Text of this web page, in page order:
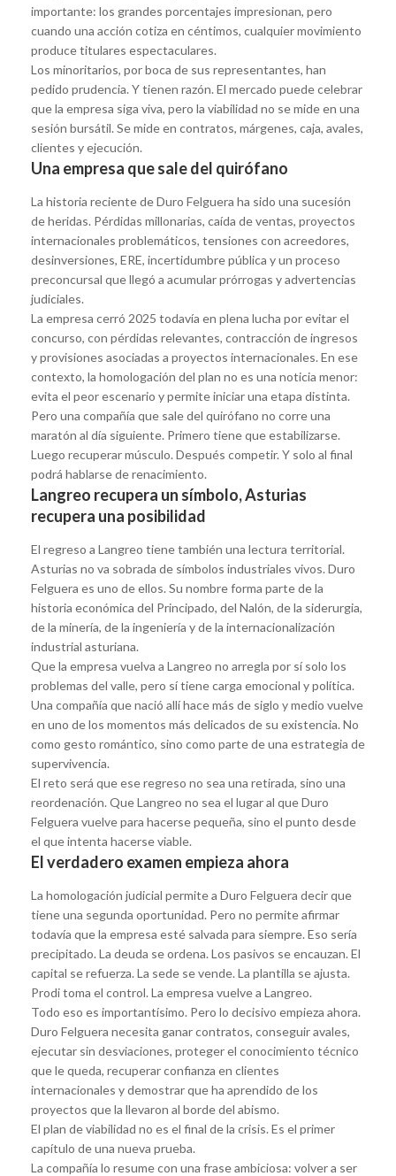
importante: los grandes porcentajes impresionan, pero
cuando una acción cotiza en céntimos, cualquier movimiento
produce titulares espectaculares.
Los minoritarios, por boca de sus representantes, han
pedido prudencia. Y tienen razón. El mercado puede celebrar
que la empresa siga viva, pero la viabilidad no se mide en una
sesión bursátil. Se mide en contratos, márgenes, caja, avales,
clientes y ejecución.
Una empresa que sale del quirófano
La historia reciente de Duro Felguera ha sido una sucesión
de heridas. Pérdidas millonarias, caída de ventas, proyectos
internacionales problemáticos, tensiones con acreedores,
desinversiones, ERE, incertidumbre pública y un proceso
preconcursal que llegó a acumular prórrogas y advertencias
judiciales.
La empresa cerró 2025 todavía en plena lucha por evitar el
concurso, con pérdidas relevantes, contracción de ingresos
y provisiones asociadas a proyectos internacionales. En ese
contexto, la homologación del plan no es una noticia menor:
evita el peor escenario y permite iniciar una etapa distinta.
Pero una compañía que sale del quirófano no corre una
maratón al día siguiente. Primero tiene que estabilizarse.
Luego recuperar músculo. Después competir. Y solo al final
podrá hablarse de renacimiento.
Langreo recupera un símbolo, Asturias
recupera una posibilidad
El regreso a Langreo tiene también una lectura territorial.
Asturias no va sobrada de símbolos industriales vivos. Duro
Felguera es uno de ellos. Su nombre forma parte de la
historia económica del Principado, del Nalón, de la siderurgia,
de la minería, de la ingeniería y de la internacionalización
industrial asturiana.
Que la empresa vuelva a Langreo no arregla por sí solo los
problemas del valle, pero sí tiene carga emocional y política.
Una compañía que nació allí hace más de siglo y medio vuelve
en uno de los momentos más delicados de su existencia. No
como gesto romántico, sino como parte de una estrategia de
supervivencia.
El reto será que ese regreso no sea una retirada, sino una
reordenación. Que Langreo no sea el lugar al que Duro
Felguera vuelve para hacerse pequeña, sino el punto desde
el que intenta hacerse viable.
El verdadero examen empieza ahora
La homologación judicial permite a Duro Felguera decir que
tiene una segunda oportunidad. Pero no permite afirmar
todavía que la empresa esté salvada para siempre. Eso sería
precipitado. La deuda se ordena. Los pasivos se encauzan. El
capital se refuerza. La sede se vende. La plantilla se ajusta.
Prodi toma el control. La empresa vuelve a Langreo.
Todo eso es importantísimo. Pero lo decisivo empieza ahora.
Duro Felguera necesita ganar contratos, conseguir avales,
ejecutar sin desviaciones, proteger el conocimiento técnico
que le queda, recuperar confianza en clientes
internacionales y demostrar que ha aprendido de los
proyectos que la llevaron al borde del abismo.
El plan de viabilidad no es el final de la crisis. Es el primer
capítulo de una nueva prueba.
La compañía lo resume con una frase ambiciosa: volver a ser